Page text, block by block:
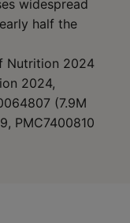
widespread
half the
Nutrition 2024
2024,
(7.9M
PMC7400810